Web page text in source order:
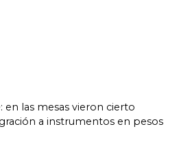
en las mesas vieron cierto
a instrumentos en pesos